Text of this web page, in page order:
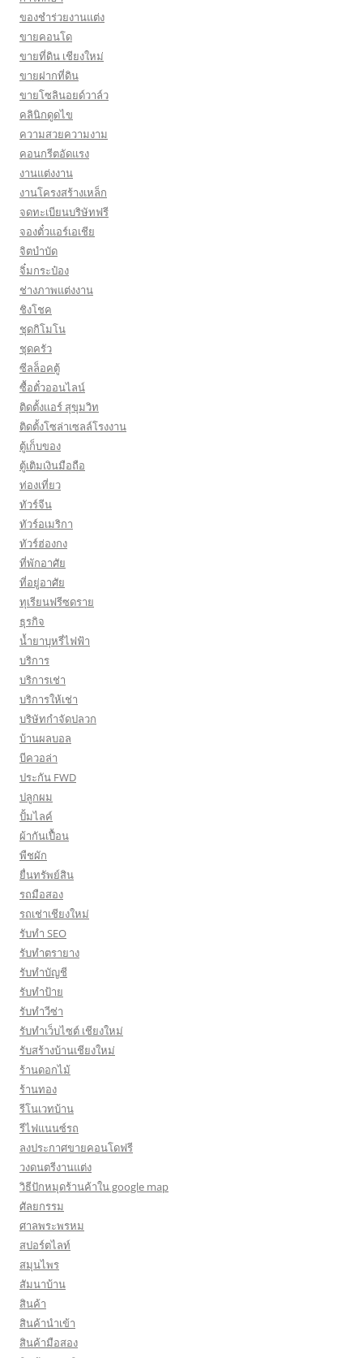
ของชำร่วยงานแต่ง
ขายคอนโด
ขายที่ดิน เชียงใหม่
ขายฝากที่ดิน
ขายโซลินอยด์วาล์ว
คลินิกดูดไข
ความสวยความงาม
คอนกรีตอัดแรง
งานแต่งงาน
งานโครงสร้างเหล็ก
จดทะเบียนบริษัทฟรี
จองตั๋วแอร์เอเชีย
จิตบำบัด
จิ๋มกระป๋อง
ช่างภาพแต่งงาน
ชิงโชค
ชุดกิโมโน
ชุดครัว
ซีลล็อคตู้
ซื้อตั๋วออนไลน์
ติดตั้งเเอร์ สุขุมวิท
ติดตั้งโซล่าเซลล์โรงงาน
ตู้เก็บของ
ตู้เติมเงินมือถือ
ท่องเที่ยว
ทัวร์จีน
ทัวร์อเมริกา
ทัวร์ฮ่องกง
ที่พักอาศัย
ที่อยู่อาศัย
ทุเรียนฟรีซดราย
ธุรกิจ
น้ำยาบุหรี่ไฟฟ้า
บริการ
บริการเช่า
บริการให้เช่า
บริษัทกำจัดปลวก
บ้านผลบอล
บีควอล่า
ประกัน FWD
ปลูกผม
ปั้มไลค์
ผ้ากันเปื้อน
พืชผัก
ยื่นทรัพย์สิน
รถมือสอง
รถเช่าเชียงใหม่
รับทำ SEO
รับทำตรายาง
รับทำบัญชี
รับทำป้าย
รับทำวีซ่า
รับทำเว็บไซต์ เชียงใหม่
รับสร้างบ้านเชียงใหม่
ร้านดอกไม้
ร้านทอง
รีโนเวทบ้าน
รีไฟแนนซ์รถ
ลงประกาศขายคอนโดฟรี
วงดนตรีงานแต่ง
วิธีปักหมุดร้านค้าใน google map
ศัลยกรรม
ศาลพระพรหม
สปอร์ตไลท์
สมุนไพร
สัมนาบ้าน
สินค้า
สินค้านำเข้า
สินค้ามือสอง